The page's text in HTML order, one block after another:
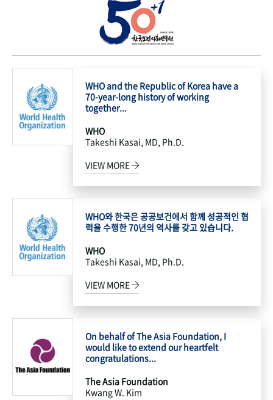
WHO and the Republic of Korea have a
70-year-long history of working
together...
WHO
Takeshi Kasai, MD, Ph.D.
VIEW MORE
WHO와 한국은 공공보건에서 함께 성공적인 협
력을 수행한 70년의 역사를 갖고 있습니다.
WHO
Takeshi Kasai, MD, Ph.D.
VIEW MORE
On behalf of The Asia Foundation, I
would like to extend our heartfelt
congratulations...
The Asia Foundation
Kwang W. Kim